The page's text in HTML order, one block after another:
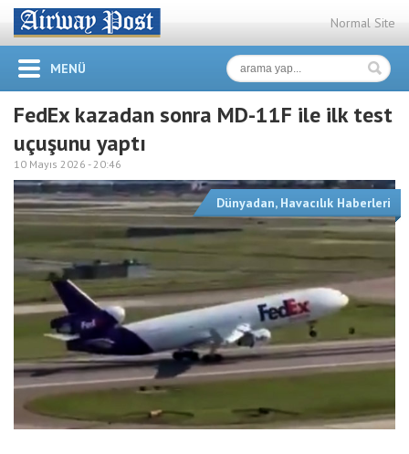
Normal Site
MENÜ
FedEx kazadan sonra MD-11F ile ilk test
uçuşunu yaptı
10 Mayıs 2026 -20:46
Dünyadan, Havacılık Haberleri